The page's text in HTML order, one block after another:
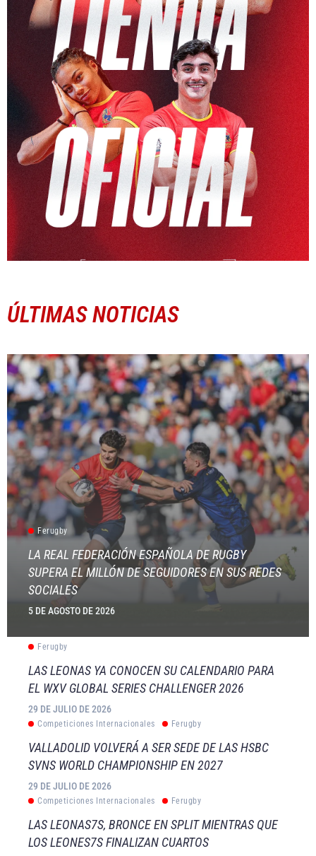
ÚLTIMAS NOTICIAS
Ferugby
LA REAL FEDERACIÓN ESPAÑOLA DE RUGBY
SUPERA EL MILLÓN DE SEGUIDORES EN SUS REDES
SOCIALES
5 DE AGOSTO DE 2026
Ferugby
LAS LEONAS YA CONOCEN SU CALENDARIO PARA
EL WXV GLOBAL SERIES CHALLENGER 2026
29 DE JULIO DE 2026
Competiciones Internacionales Ferugby
VALLADOLID VOLVERÁ A SER SEDE DE LAS HSBC
SVNS WORLD CHAMPIONSHIP EN 2027
29 DE JULIO DE 2026
Competiciones Internacionales Ferugby
LAS LEONAS7S, BRONCE EN SPLIT MIENTRAS QUE
LOS LEONES7S FINALIZAN CUARTOS